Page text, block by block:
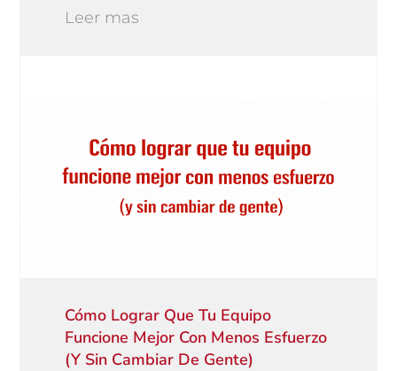
Leer mas
Cómo Lograr Que Tu Equipo
Funcione Mejor Con Menos Esfuerzo
(y Sin Cambiar De Gente)